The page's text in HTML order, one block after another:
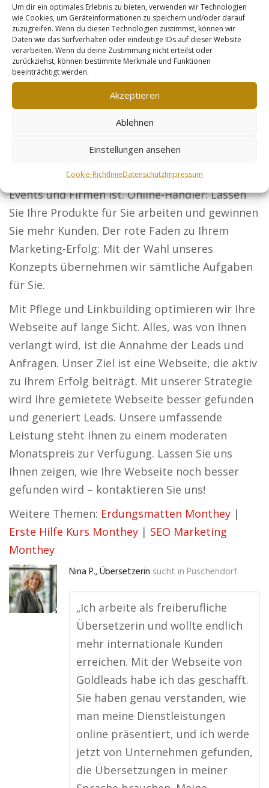
Um dir ein optimales Erlebnis zu bieten, verwenden wir Technologien
wie Cookies, um Geräteinformationen zu speichern und/oder darauf
zuzugreifen. Wenn du diesen Technologien zustimmst, können wir
Daten wie das Surfverhalten oder eindeutige IDs auf dieser Website
verarbeiten. Wenn du deine Zustimmung nicht erteilst oder
zurückziehst, können bestimmte Merkmale und Funktionen
beeinträchtigt werden.
Akzeptieren
Ablehnen
Einstellungen ansehen
Cookie-RichtlinieDatenschutzImpressum
sich optimal für Unternehmen, die Reichweite
benötigen, darunter: Anwälte: Werden Sie
bundesweit sichtbar und gewinnen Sie
kontinuierlich neue Mandanten. Zeigen Sie Ihre
besten Projekte und überzeugen Sie als
Architekt neue Bauherren.
Steuerberater: Lassen Sie Ihre Leistungen für
Sicherheitsdienste: Zeigen Sie, dass Ihre
Expertise die erste Wahl für Sicherheit bei
Events und Firmen ist. Online-Händler: Lassen
Sie Ihre Produkte für Sie arbeiten und gewinnen
Sie mehr Kunden. Der rote Faden zu Ihrem
Marketing-Erfolg: Mit der Wahl unseres
Konzepts übernehmen wir sämtliche Aufgaben
für Sie.
Mit Pflege und Linkbuilding optimieren wir Ihre
Webseite auf lange Sicht. Alles, was von Ihnen
verlangt wird, ist die Annahme der Leads und
Anfragen. Unser Ziel ist eine Webseite, die aktiv
zu Ihrem Erfolg beiträgt. Mit unserer Strategie
wird Ihre gemietete Webseite besser gefunden
und generiert Leads. Unsere umfassende
Leistung steht Ihnen zu einem moderaten
Monatspreis zur Verfügung. Lassen Sie uns
Ihnen zeigen, wie Ihre Webseite noch besser
gefunden wird – kontaktieren Sie uns!
Weitere Themen: Erdungsmatten Monthey |
Erste Hilfe Kurs Monthey | SEO Marketing
Monthey
Nina P., Übersetzerin sucht in Puschendorf
„Ich arbeite als freiberufliche
Übersetzerin und wollte endlich
mehr internationale Kunden
erreichen. Mit der Webseite von
Goldleads habe ich das geschafft.
Sie haben genau verstanden, wie
man meine Dienstleistungen
online präsentiert, und ich werde
jetzt von Unternehmen gefunden,
die Übersetzungen in meiner